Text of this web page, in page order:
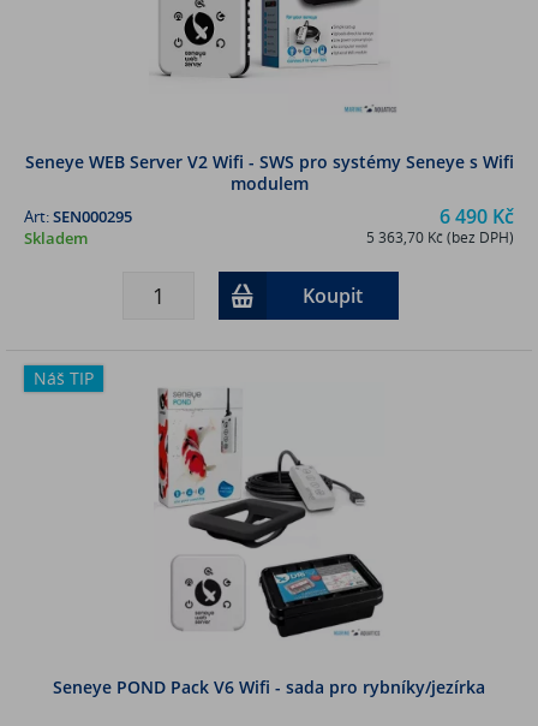
Seneye WEB Server V2 Wifi - SWS pro systémy Seneye s Wifi
modulem
6 490 Kč
5 363,70 Kč (bez DPH)
Art:SEN000295
Skladem
Koupit
Náš TIP
Seneye POND Pack V6 Wifi - sada pro rybníky/jezírka